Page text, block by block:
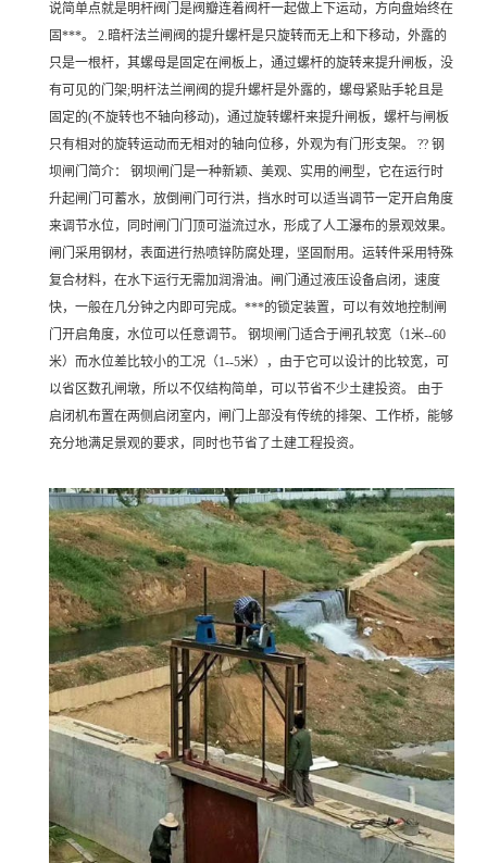
说简单点就是明杆阀门是阀瓣连着阀杆一起做上下运动，方向盘始终在
固***。 2.暗杆法兰闸阀的提升螺杆是只旋转而无上和下移动，外露的
只是一根杆，其螺母是固定在闸板上，通过螺杆的旋转来提升闸板，没
有可见的门架;明杆法兰闸阀的提升螺杆是外露的，螺母紧贴手轮且是
固定的(不旋转也不轴向移动)，通过旋转螺杆来提升闸板，螺杆与闸板
只有相对的旋转运动而无相对的轴向位移，外观为有门形支架。 ?? 钢
坝闸门简介： 钢坝闸门是一种新颖、美观、实用的闸型，它在运行时
升起闸门可蓄水，放倒闸门可行洪，挡水时可以适当调节一定开启角度
来调节水位，同时闸门门顶可溢流过水，形成了人工瀑布的景观效果。
闸门采用钢材，表面进行热喷锌防腐处理，坚固耐用。运转件采用特殊
复合材料，在水下运行无需加润滑油。闸门通过液压设备启闭，速度
快，一般在几分钟之内即可完成。***的锁定装置，可以有效地控制闸
门开启角度，水位可以任意调节。 钢坝闸门适合于闸孔较宽（1米--60
米）而水位差比较小的工况（1--5米），由于它可以设计的比较宽，可
以省区数孔闸墩，所以不仅结构简单，可以节省不少土建投资。 由于
启闭机布置在两侧启闭室内，闸门上部没有传统的排架、工作桥，能够
充分地满足景观的要求，同时也节省了土建工程投资。